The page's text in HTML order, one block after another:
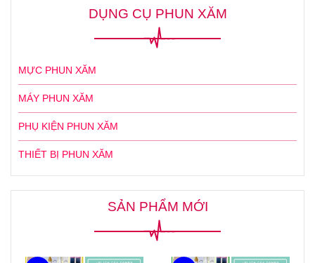
DỤNG CỤ PHUN XĂM
MỰC PHUN XĂM
MÁY PHUN XĂM
PHỤ KIỆN PHUN XĂM
THIẾT BỊ PHUN XĂM
SẢN PHẨM MỚI